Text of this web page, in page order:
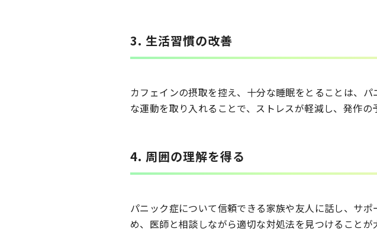
3. 生活習慣の改善
カフェインの摂取を控え、十分な睡眠をとることは、
な運動を取り入れることで、ストレスが軽減し、発作の
4. 周囲の理解を得る
パニック症について信頼できる家族や友人に話し、サ
め、医師と相談しながら適切な対処法を見つけることが